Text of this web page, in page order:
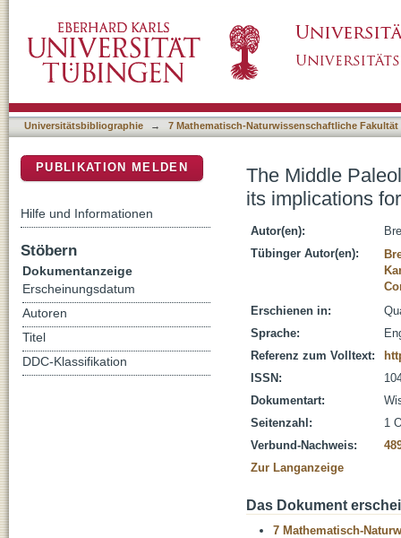
settlement dynamics in western Syria
Universitätsbibliographie → 7 Mathematisch-Naturwissenschaftliche Fakultät
The Middle
its implications
Autor(en):
Tübinger Autor(en):
Erschienen in:
Sprache:
Referenz zum Volltext:
ISSN:
Dokumentart:
Seitenzahl:
1
Verbund-Nachweis:
Zur Langanzeige
Das Dokument
7 Mathematisch-
PUBLIKATION MELDEN
Hilfe und Informationen
Stöbern
Dokumentanzeige
Erscheinungsdatum
Autoren
Titel
DDC-Klassifikation